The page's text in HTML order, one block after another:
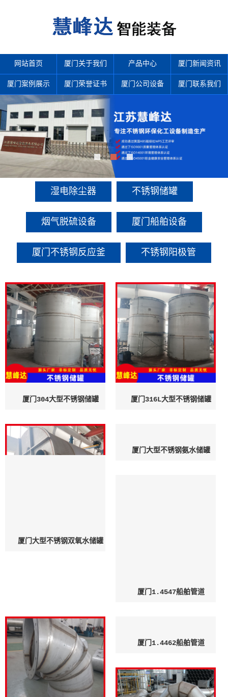
网站首页 厦门关于我们 产品中心 厦门新闻资讯
厦门案例展示 厦门荣誉证书 厦门公司设备 厦门联系我们
产品中心
多年来诚信服务每一位客户，以至诚用心，缔造优良品质。
湿电除尘器 不锈钢储罐
烟气脱硫设备 厦门船舶设备
厦门不锈钢反应釜 不锈钢阳极管
厦门304大型不锈钢储罐 厦门316L大型不锈钢储罐
厦门大型不锈钢双氧水储罐
厦门大型不锈钢氨水储罐
厦门1.4547船舶管道
厦门1.4462船舶管道